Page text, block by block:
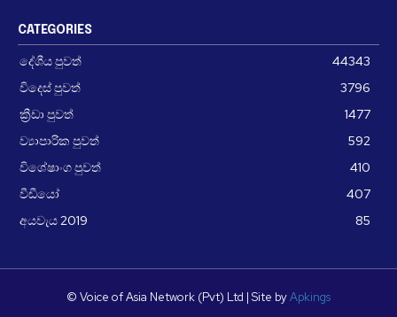
CATEGORIES
දේශීය පුවත්
44343
විදෙස් පුවත්
3796
ක්‍රීඩා පුවත්
1477
ව්‍යාපාරික පුවත්
592
විශේෂාංග පුවත්
410
වීඩීයෝ
407
අයවැය 2019
85
© Voice of Asia Network (Pvt) Ltd | Site byApkings